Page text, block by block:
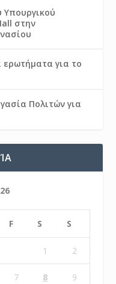
στην
ερωτήματα για το
Πολιτών για
F S S
1 2
7 8 9